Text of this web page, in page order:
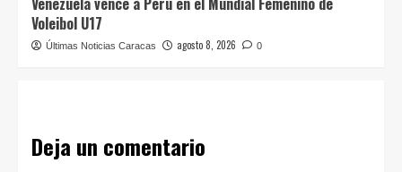
Voleibol U17
Últimas Noticias Caracas agosto 8, 2026 0
Deja un comentario